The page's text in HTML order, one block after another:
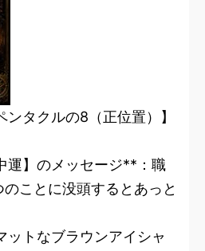
タクルの8（正位置）】
運】のメッセージ**：職
ことに没頭するとあっと
ットなブラウンアイシャ